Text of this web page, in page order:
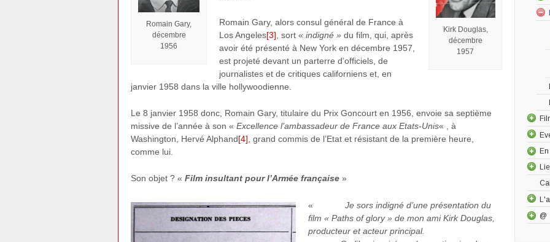
Kirk Douglas,
décembre
1957
Romain Gary,
décembre
1956
Romain Gary, alors consul général de France à
Los Angeles[3] , sort « indigné » du film, qui, après
avoir été présenté à New York en décembre 1957,
est projeté devant un parterre d’officiels, de
journalistes et de critiques californiens et, en
janvier 1958 dans la ville hollywoodienne.
Le 8 janvier 1958 donc, Romain Gary, titulaire du Prix Goncourt en 1956, envoie sa septième
missive de l’année à son « Excellence l’ambassadeur de France aux Etats-Unis« , à
Washington, Hervé Alphand[4] , grand commis de l’Etat et résistant de la première heure,
comme lui.
Son objet ? « Film insultant pour l’Armée française »
« Je sors indigné d’une présentation du
film « Paths of glory » de mon ami Kirk Douglas,
producteur et acteur principal.
@